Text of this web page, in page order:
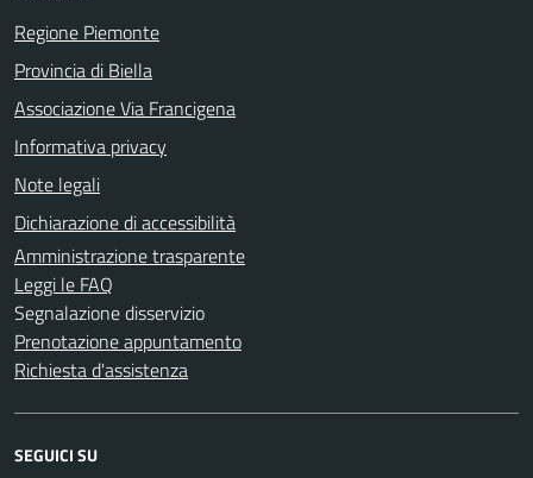
Regione Piemonte
Provincia di Biella
Associazione Via Francigena
Informativa privacy
Note legali
Dichiarazione di accessibilità
Amministrazione trasparente
Leggi le FAQ
Segnalazione disservizio
Prenotazione appuntamento
Richiesta d'assistenza
SEGUICI SU